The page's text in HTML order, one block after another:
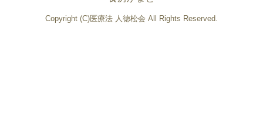
Copyright (C)医療法 人徳松会 All Rights Reserved.